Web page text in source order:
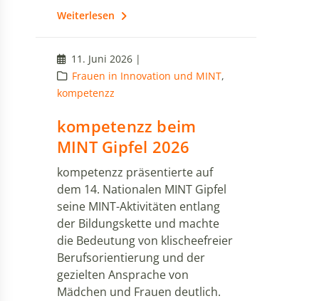
Weiterlesen
11. Juni 2026 |
Frauen in Innovation und MINT,
kompetenzz
kompetenzz beim
MINT Gipfel 2026
kompetenzz präsentierte auf
dem 14. Nationalen MINT Gipfel
seine MINT-Aktivitäten entlang
der Bildungskette und machte
die Bedeutung von klischeefreier
Berufsorientierung und der
gezielten Ansprache von
Mädchen und Frauen deutlich.